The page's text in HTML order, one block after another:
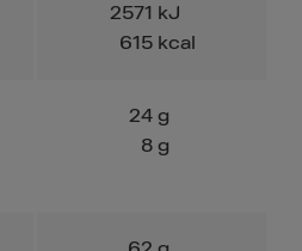
2571 kJ
615 kcal
24 g
8 g